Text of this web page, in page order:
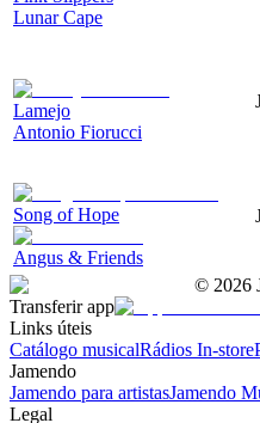
Lunar Cape
Lamejo
Antonio Fiorucci
Song of Hope
Angus & Friends
© 2026
Transferir app
Links úteis
Catálogo musicalRádios In-store
Jamendo
Jamendo para artistasJamendo
Legal